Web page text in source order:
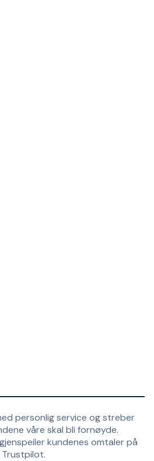
personlig service og streber
våre skal bli fornøyde.
kundenes omtaler på
Trustpilot.